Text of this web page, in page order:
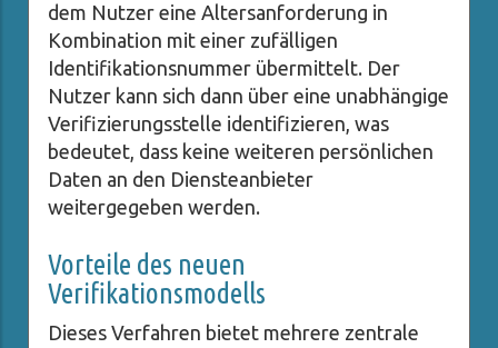
dem Nutzer eine Altersanforderung in
Kombination mit einer zufälligen
Identifikationsnummer übermittelt. Der
Nutzer kann sich dann über eine unabhängige
Verifizierungsstelle identifizieren, was
bedeutet, dass keine weiteren persönlichen
Daten an den Diensteanbieter
weitergegeben werden.
Vorteile des neuen
Verifikationsmodells
Dieses Verfahren bietet mehrere zentrale